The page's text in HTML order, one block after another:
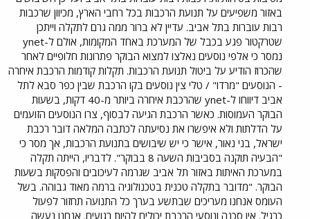
באזור משפיעים על תנועת הרכבות בכל רחבי הארץ, מכיוון שרכבות
רבות עוברות בתל אביב. עדיין לא ברור ממה גרם לתקלה וייתכן
שטרקטור פגע בכבל של המערכת באחד המקומות, אולם ל-ynet
נמסר כי אלפי נוסעים נאלצו למצוא הבוקר פתרונות חלופיים לאחר
שהכרוז הודיע על ביטול תנועת הרכבות. תקלות קודמות הרכבת איחרה
- הנוסעים "מרדו" / טלי צין נוסעים בקו הרכבת שבין כפר סבא לתל
אביב דיווחו ל-ynet שהרכבת איחרה ביותר מ-40 דקות, בשעות
הבוקר העמוסות. כאשר הרכבת הגיעה לבסוף, צרו הנוסעים הזועמים
על הדלתות ולא איפשרו את נסיעתה לכתבה המלאה דובר רכבת
ישראל, בני נאור, אישר כי יש שיבושים בתנועת הרכבות, אך מסר כי
"הבעיה תוקנה בסביבות השעה 8 בבוקר". לדבריו, הייתה תקלה
במערכת האיתות באזור תל אביב שגרמה לעיכובים והפסקות בשעות
הבוקר. "מדובר בתקלה טכנית בטכנולוגיה ברמה מאוד גבוהה. בשל
העומס אנחנו מעריכים שבתשע בערך כל התנועה תחזור לפעול
כרגיל. אין סכנה ונוסעי הרכבת יכולים להיות רגועים. אנחנו נעשה